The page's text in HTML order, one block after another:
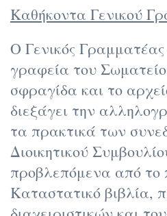
Καθήκοντα Γενικού
Ο Γενικός Γραμματέας
γραφεία του
σφραγίδα και το
διεξάγει την
τα πρακτικά των
Διοικητικού
προβλεπόμενα από το
Καταστατικό βιβλία,